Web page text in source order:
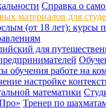
Справка о
материалов для
(от 18 лет): курсы
для
обучения работе на
настройке
математики
Тренер по